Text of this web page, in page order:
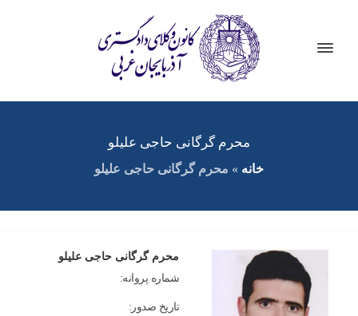
محرم گرگانی حاجی علیلو
خانه » محرم گرگانی حاجی علیلو
محرم گرگانی حاجی علیلو
شماره پروانه:
تاریخ صدور: